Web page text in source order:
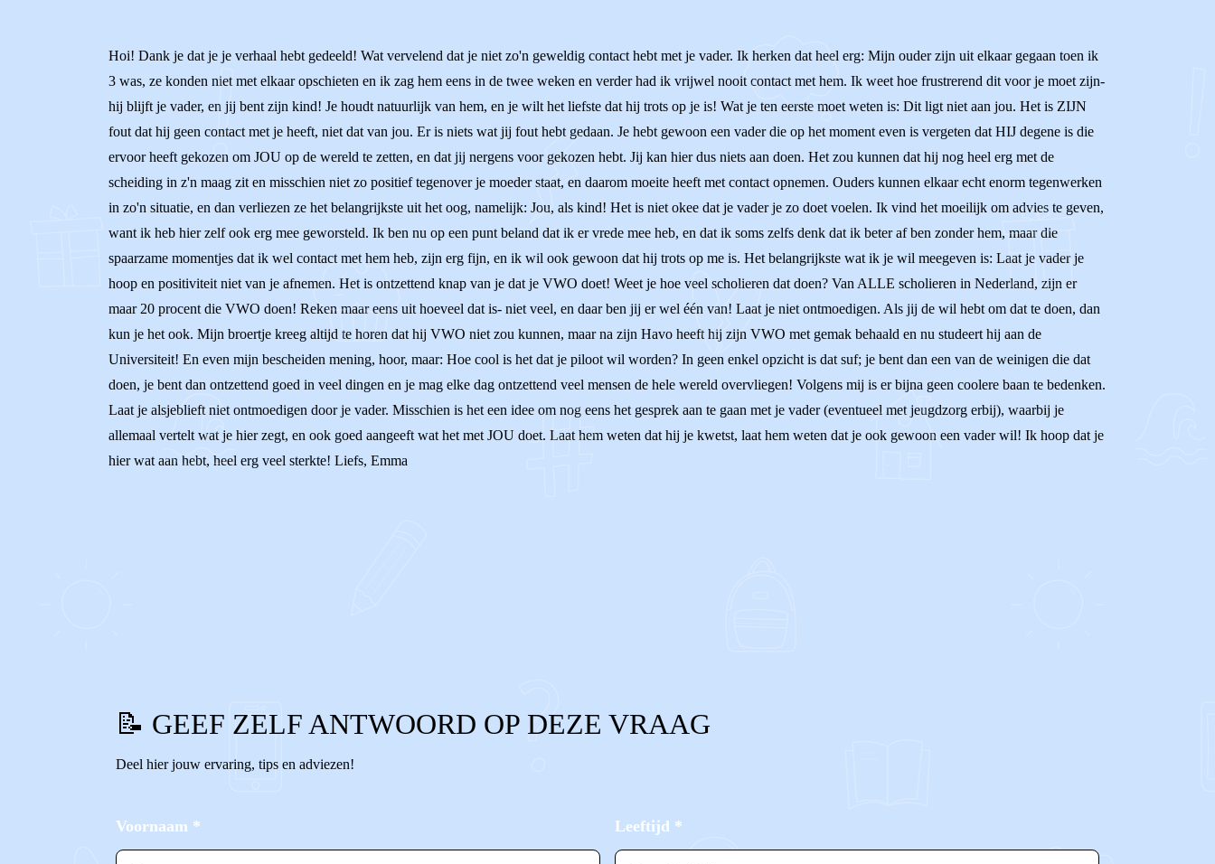
Hoi! Dank je dat je je verhaal hebt gedeeld! Wat vervelend dat je niet zo'n geweldig contact hebt met je vader. Ik herken dat heel erg: Mijn ouder zijn uit elkaar gegaan toen ik
3 was, ze konden niet met elkaar opschieten en ik zag hem eens in de twee weken en verder had ik vrijwel nooit contact met hem. Ik weet hoe frustrerend dit voor je moet zijn-
hij blijft je vader, en jij bent zijn kind! Je houdt natuurlijk van hem, en je wilt het liefste dat hij trots op je is! Wat je ten eerste moet weten is: Dit ligt niet aan jou. Het is ZIJN
fout dat hij geen contact met je heeft, niet dat van jou. Er is niets wat jij fout hebt gedaan. Je hebt gewoon een vader die op het moment even is vergeten dat HIJ degene is die
ervoor heeft gekozen om JOU op de wereld te zetten, en dat jij nergens voor gekozen hebt. Jij kan hier dus niets aan doen. Het zou kunnen dat hij nog heel erg met de
scheiding in z'n maag zit en misschien niet zo positief tegenover je moeder staat, en daarom moeite heeft met contact opnemen. Ouders kunnen elkaar echt enorm tegenwerken
in zo'n situatie, en dan verliezen ze het belangrijkste uit het oog, namelijk: Jou, als kind! Het is niet okee dat je vader je zo doet voelen. Ik vind het moeilijk om advies te geven,
want ik heb hier zelf ook erg mee geworsteld. Ik ben nu op een punt beland dat ik er vrede mee heb, en dat ik soms zelfs denk dat ik beter af ben zonder hem, maar die
spaarzame momentjes dat ik wel contact met hem heb, zijn erg fijn, en ik wil ook gewoon dat hij trots op me is. Het belangrijkste wat ik je wil meegeven is: Laat je vader je
hoop en positiviteit niet van je afnemen. Het is ontzettend knap van je dat je VWO doet! Weet je hoe veel scholieren dat doen? Van ALLE scholieren in Nederland, zijn er
maar 20 procent die VWO doen! Reken maar eens uit hoeveel dat is- niet veel, en daar ben jij er wel één van! Laat je niet ontmoedigen. Als jij de wil hebt om dat te doen, dan
kun je het ook. Mijn broertje kreeg altijd te horen dat hij VWO niet zou kunnen, maar na zijn Havo heeft hij zijn VWO met gemak behaald en nu studeert hij aan de
Universiteit! En even mijn bescheiden mening, hoor, maar: Hoe cool is het dat je piloot wil worden? In geen enkel opzicht is dat suf; je bent dan een van de weinigen die dat
doen, je bent dan ontzettend goed in veel dingen en je mag elke dag ontzettend veel mensen de hele wereld overvliegen! Volgens mij is er bijna geen coolere baan te bedenken.
Laat je alsjeblieft niet ontmoedigen door je vader. Misschien is het een idee om nog eens het gesprek aan te gaan met je vader (eventueel met jeugdzorg erbij), waarbij je
allemaal vertelt wat je hier zegt, en ook goed aangeeft wat het met JOU doet. Laat hem weten dat hij je kwetst, laat hem weten dat je ook gewoon een vader wil! Ik hoop dat je
hier wat aan hebt, heel erg veel sterkte! Liefs, Emma
📝 GEEF ZELF ANTWOORD OP DEZE VRAAG
Deel hier jouw ervaring, tips en adviezen!
Voornaam * Leeftijd *